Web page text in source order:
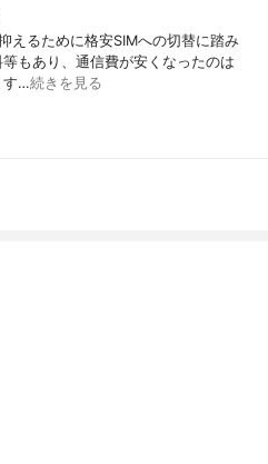
えるために格安SIMへの切替に踏み
もあり、通信費が安くなったのは
す…続きを見る